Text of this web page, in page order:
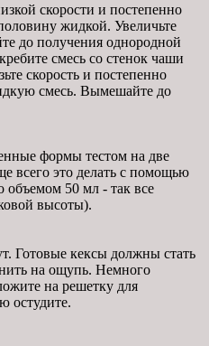
скорости и постепенно
жидкой. Увеличьте
до получения однородной
смесь со стенок чаши
скорость и постепенно
смесь. Вымешайте до
формы тестом на две
всего это делать с помощью
50 мл - так все
высоты).
Готовые кексы должны стать
на ощупь. Немного
на решетку для
остудите.